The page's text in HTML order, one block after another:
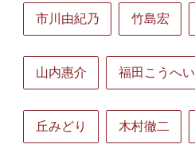
市川由紀乃 竹島宏
山内惠介 福田こうへい
丘みどり 木村徹二